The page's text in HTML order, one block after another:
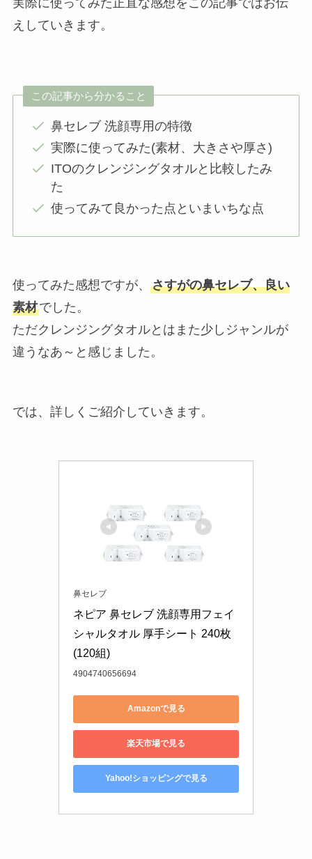
実際に使ってみた正直な感想をこの記事ではお伝
えしていきます。
この記事から分かること
鼻セレブ 洗顔専用の特徴
実際に使ってみた(素材、大きさや厚さ)
ITOのクレンジングタオルと比較したみ
た
使ってみて良かった点といまいちな点
使ってみた感想ですが、 さすがの鼻セレブ、良い
素材でした。
ただクレンジングタオルとはまた少しジャンルが
違うなあ～と感じました。
では、詳しくご紹介していきます。
鼻セレブ
ネピア 鼻セレブ 洗顔専用フェイ
シャルタオル 厚手シート 240枚
(120組)
4904740656694
Amazonで見る
楽天市場で見る
Yahoo!ショッピングで見る